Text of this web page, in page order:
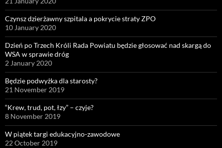
Czynsz dzierżawny szpitala a pokrycie straty ZPO
10 January 2020
Dzień po Trzech Króli Rada Powiatu będzie głosować nad skargą do
WSA w sprawie dróg
2 January 2020
Będzie podwyżka dla starosty?
21 November 2019
“Krew, trud, pot, łzy” – czyje?
8 November 2019
W piątek targi edukacyjno-zawodowe
22 October 2019